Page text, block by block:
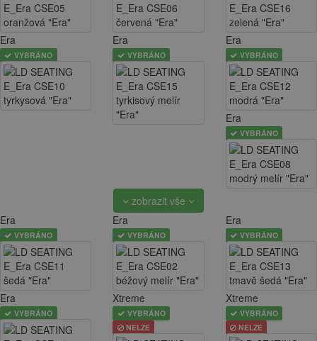
Era
VYBRÁNO
Era
VYBRÁNO
Era
VYBRÁNO
Era
VYBRÁNO
zobrazit vše
Era
VYBRÁNO
Era
VYBRÁNO
Era
VYBRÁNO
Era
VYBRÁNO
Xtreme
VYBRÁNO
NELZE
Xtreme
VYBRÁNO
NELZE